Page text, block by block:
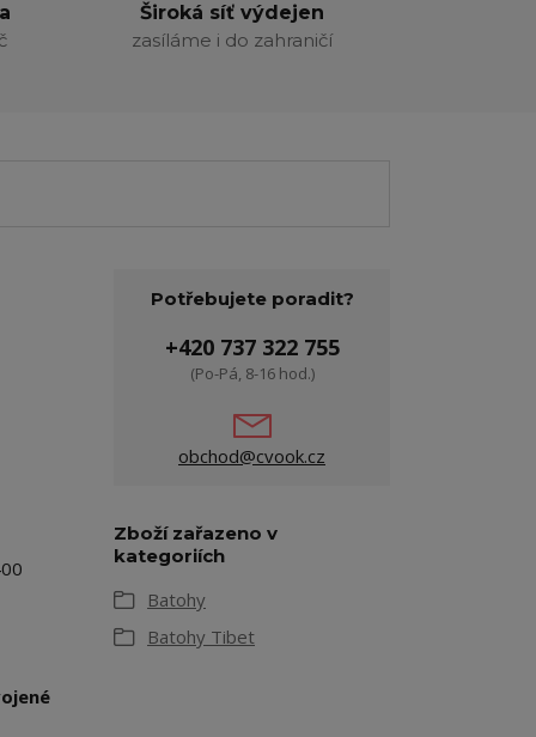
Široká síť výdejen
zasíláme i do zahraničí
Potřebujete poradit?
+420 737 322 755
(Po-Pá, 8-16 hod.)
obchod@cvook.cz
Zboží zařazeno v
kategoriích
Batohy
Batohy Tibet